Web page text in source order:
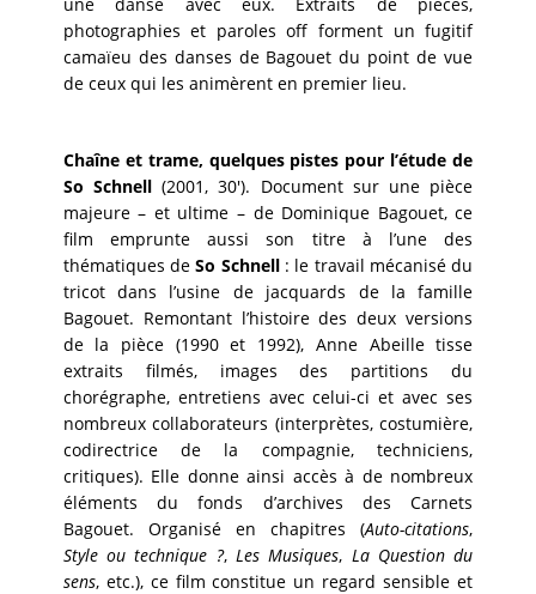
photographies et paroles off forment un fugitif
camaïeu des danses de Bagouet du point de vue
de ceux qui les animèrent en premier lieu.
Chaîne et trame, quelques pistes pour l’étude de
So Schnell (2001, 30'). Document sur une pièce
majeure – et ultime – de Dominique Bagouet, ce
film emprunte aussi son titre à l’une des
thématiques deSo Schnell: le travail mécanisé du
tricot dans l’usine de jacquards de la famille
Bagouet. Remontant l’histoire des deux versions
de la pièce (1990 et 1992), Anne Abeille tisse
extraits filmés, images des partitions du
chorégraphe, entretiens avec celui-ci et avec ses
nombreux collaborateurs (interprètes, costumière,
codirectrice de la compagnie, techniciens,
critiques). Elle donne ainsi accès à de nombreux
éléments du fonds d’archives des Carnets
Bagouet. Organisé en chapitres (Auto-citations,
Style ou technique ?,Les Musiques, La Question du
sens, etc.), ce film constitue un regard sensible et